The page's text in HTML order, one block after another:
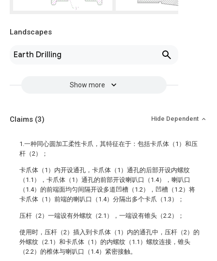
Landscapes
Earth Drilling
Show more
Claims (3) Hide Dependent
1.一种同心圆加工柔性卡爪，其特征在于：包括卡爪体（1）和压
杆（2）；
卡爪体（1）内开设通孔，卡爪体（1）通孔的后部开设内螺纹
（1.1），卡爪体（1）通孔的前部开设喇叭口（1.4），喇叭口
（1.4）的前端面均匀间隔开设多道凹槽（1.2），凹槽（1.2）将
卡爪体（1）前端的喇叭口（1.4）分隔出多个卡爪（1.3）；
压杆（2）一端设有外螺纹（2.1），一端设有锥头（2.2）；
使用时，压杆（2）插入到卡爪体（1）内的通孔中，压杆（2）的
外螺纹（2.1）和卡爪体（1）的内螺纹（1.1）螺纹连接，锥头
（2.2）的椎体与喇叭口（1.4）紧密接触。